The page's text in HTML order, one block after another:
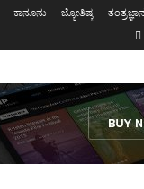
ಕಾನೂನು ಜ್ಯೋತಿಷ್ಯ ತಂತ್ರಜ್ಞಾನ